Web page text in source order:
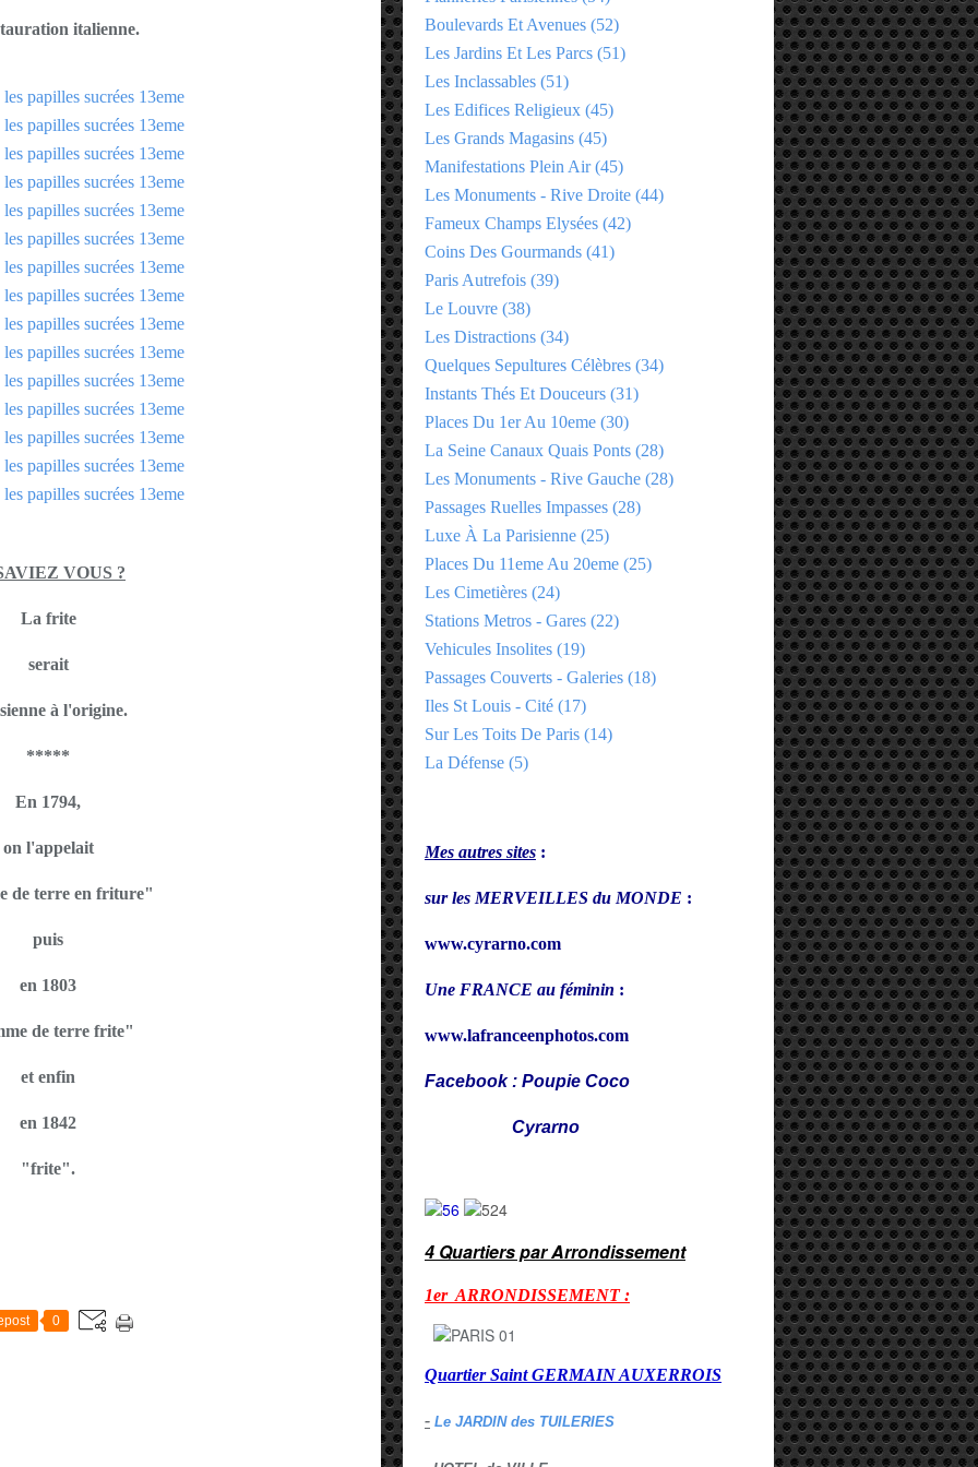
italienne.
VOUS ?
La frite
serait
à l'origine.
*****
En 1794,
on l'appelait
de terre en friture"
puis
en 1803
de terre frite"
et enfin
en 1842
"frite".
0
Boulevards Et Avenues (52)
Les Jardins Et Les Parcs (51)
Les Inclassables (51)
Les Edifices Religieux (45)
Les Grands Magasins (45)
Manifestations Plein Air(45)
Les Monuments - Rive Droite (44)
Fameux Champs Elysées (42)
Coins Des Gourmands (41)
Paris Autrefois (39)
Le Louvre (38)
Les Distractions (34)
Quelques Sepultures Célèbres (34)
Instants Thés Et Douceurs (31)
Places Du 1er Au 10eme (30)
La Seine Canaux Quais Ponts (28)
Les Monuments - Rive Gauche (28)
Passages Ruelles Impasses (28)
Luxe À La Parisienne (25)
Places Du 11eme Au 20eme (25)
Les Cimetières (24)
Stations Metros - Gares (22)
Vehicules Insolites (19)
Passages Couverts - Galeries (18)
Iles St Louis - Cité (17)
Sur Les Toits De Paris (14)
La Défense (5)
Mes autres sites :
sur les MERVEILLES du MONDE :
www.cyrarno.com
Une FRANCE au féminin :
www.lafranceenphotos.com
Facebook : Poupie Coco
Cyrarno
4 Quartiers par Arrondissement
1er ARRONDISSEMENT :
Quartier Saint GERMAIN AUXERROIS
- Le JARDIN des TUILERIES